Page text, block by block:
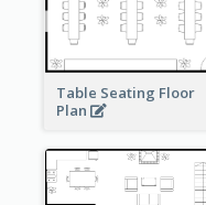
Table Seating Floor
Plan